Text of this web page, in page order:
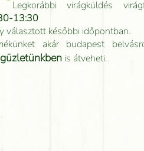
Legkorábbi virágküldés
13:30
választott későbbi időpontban.
akár budapest
is átveheti.